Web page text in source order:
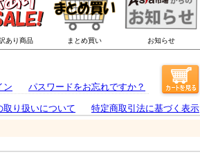
ン パスワードをお忘れですか？
取り扱いについて 特定商取引法に基づく表示